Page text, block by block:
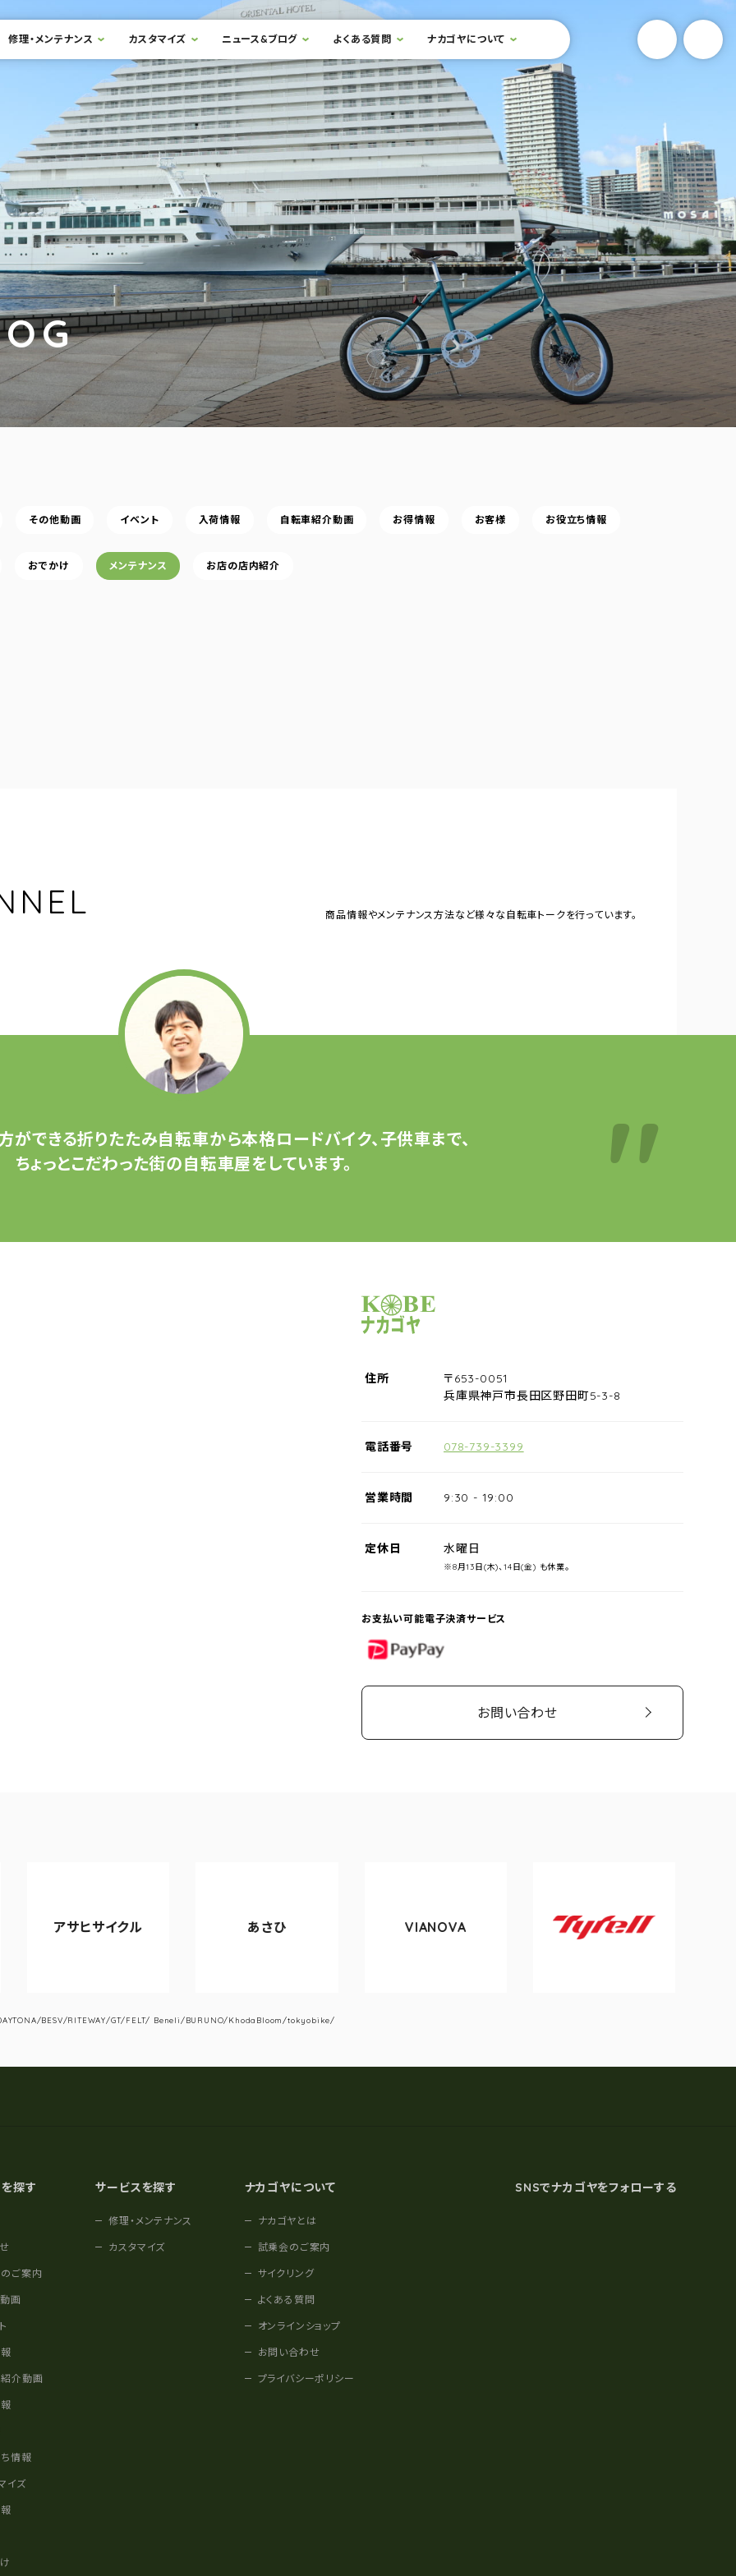
修理・メンテナンス カスタマイズ ニュース&ブログ よくある質問 ナカゴヤについて 検索フォームを開閉する YouTube
その他動画 イベント 入荷情報 自転車紹介動画 お得情報 お客様 お役立ち情報
おでかけ メンテナンス お店の店内紹介
商品情報やメンテナンス方法など様々な自転車トークを行っています。
ができる折りたたみ自転車から本格ロードバイク、子供車まで、
ちょっとこだわった街の自転車屋をしています。
サイクルショップナカゴヤ
住所
〒653-0051
兵庫県神戸市長田区野田町5-3-8
電話番号 078-739-3399
営業時間 9:30 - 19:00
定休日 水曜日
※8月13日(木)、14日(金) も休業。
お支払い可能電子決済サービス
PayPay
お問い合わせ
アサヒサイクル あさひ VIANOVA
Tyrell
BESV/RITEWAY/GT/FELT/ Beneli/BURUNO/KhodaBloom/tokyobike/
探す
ご案内
画
介動画
情報
イズ
サービスを探す
修理・メンテナンス
カスタマイズ
ナカゴヤについて
ナカゴヤとは
試乗会のご案内
サイクリング
よくある質問
オンラインショップ
お問い合わせ
プライバシーポリシー
SNSでナカゴヤをフォローする